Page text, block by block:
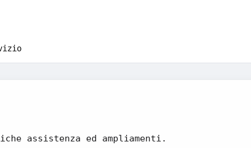
assistenza ed ampliamenti.